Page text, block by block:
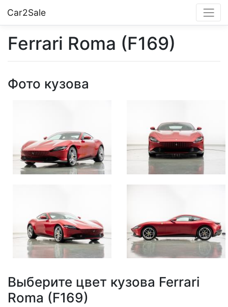
Car2Sale
Ferrari Roma (F169)
Фото кузова
Выберите цвет кузова Ferrari
Roma (F169)